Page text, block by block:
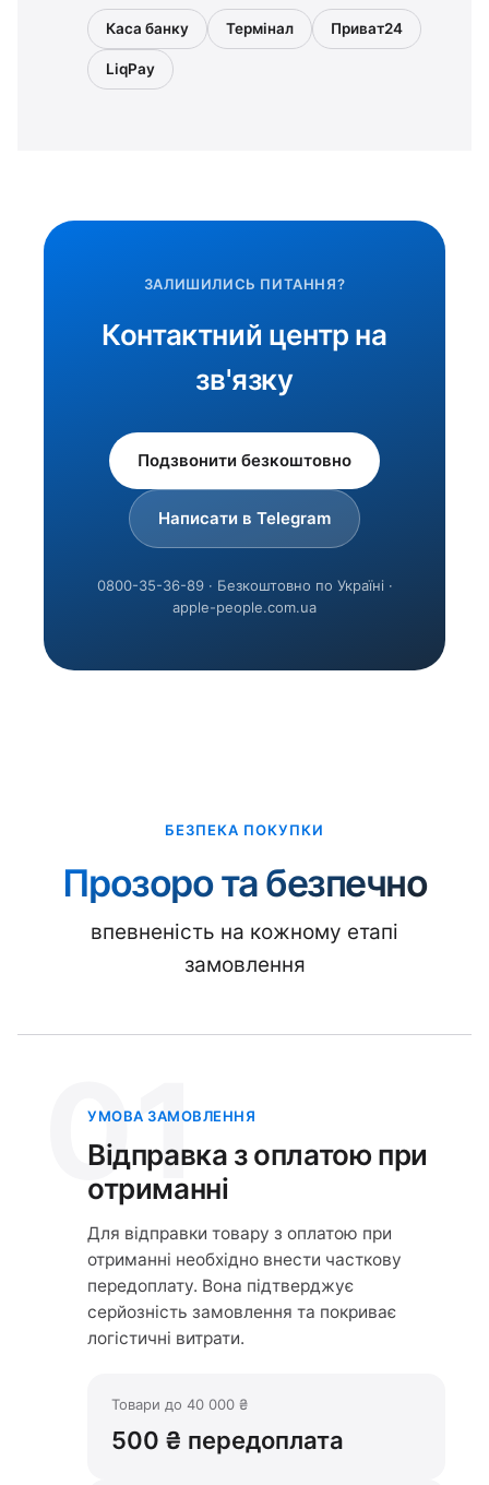
Каса банку Термінал Приват24
LiqPay
ЗАЛИШИЛИСЬ ПИТАННЯ?
Контактний центр на
зв'язку
Подзвонити безкоштовно
Написати в Telegram
0800-35-36-89 · Безкоштовно по Україні ·
apple-people.com.ua
БЕЗПЕКА ПОКУПКИ
Прозоро та безпечно
впевненість на кожному етапі
замовлення
01
УМОВА ЗАМОВЛЕННЯ
Відправка з оплатою при
отриманні
Для відправки товару з оплатою при
отриманні необхідно внести часткову
передоплату. Вона підтверджує
серйозність замовлення та покриває
логістичні витрати.
Товари до 40 000 ₴
500 ₴ передоплата